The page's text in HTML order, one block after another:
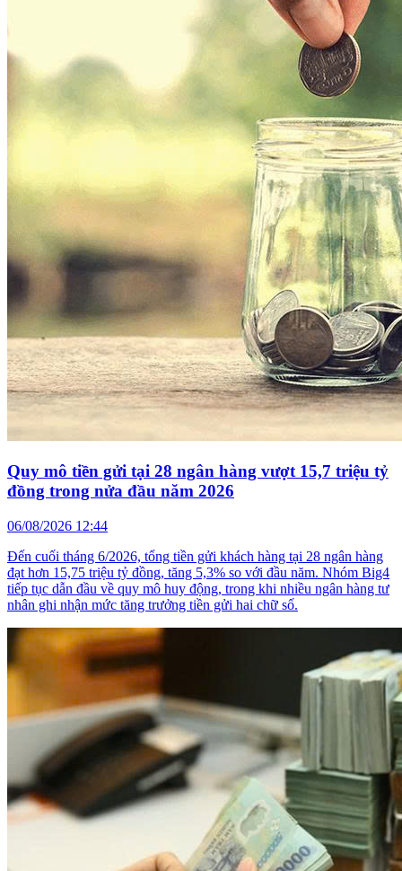
Quy mô tiền gửi tại 28 ngân hàng vượt 15,7 triệu tỷ
đồng trong nửa đầu năm 2026
06/08/2026 12:44
Đến cuối tháng 6/2026, tổng tiền gửi khách hàng tại 28 ngân hàng
đạt hơn 15,75 triệu tỷ đồng, tăng 5,3% so với đầu năm. Nhóm Big4
tiếp tục dẫn đầu về quy mô huy động, trong khi nhiều ngân hàng tư
nhân ghi nhận mức tăng trưởng tiền gửi hai chữ số.